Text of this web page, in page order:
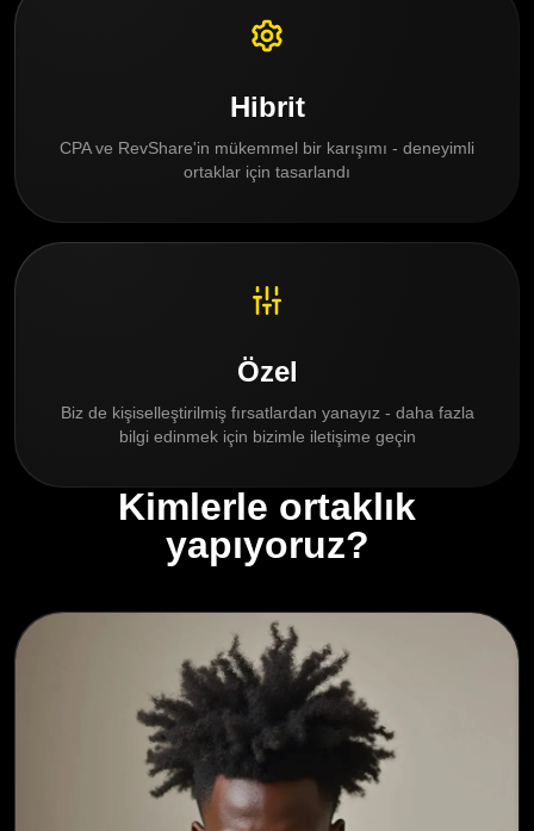
Hibrit
CPA ve RevShare'in mükemmel bir karışımı - deneyimli
ortaklar için tasarlandı
Özel
Biz de kişiselleştirilmiş fırsatlardan yanayız - daha fazla
bilgi edinmek için bizimle iletişime geçin
Kimlerle ortaklık
yapıyoruz?